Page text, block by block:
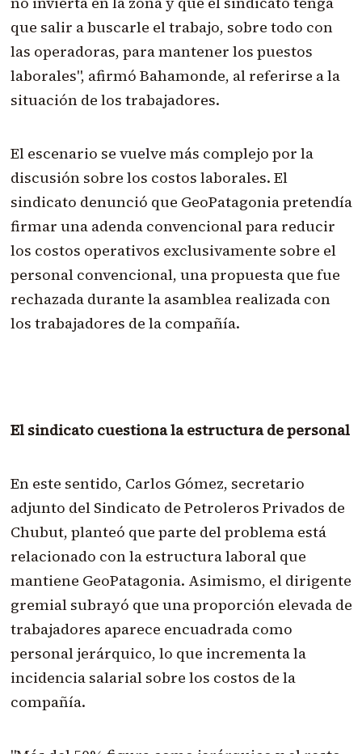
que salir a buscarle el trabajo, sobre todo con
las operadoras, para mantener los puestos
laborales", afirmó Bahamonde, al referirse a la
situación de los trabajadores.
El escenario se vuelve más complejo por la
discusión sobre los costos laborales. El
sindicato denunció que GeoPatagonia pretendía
firmar una adenda convencional para reducir
los costos operativos exclusivamente sobre el
personal convencional, una propuesta que fue
rechazada durante la asamblea realizada con
los trabajadores de la compañía.
El sindicato cuestiona la estructura de personal
En este sentido, Carlos Gómez, secretario
adjunto del Sindicato de Petroleros Privados de
Chubut, planteó que parte del problema está
relacionado con la estructura laboral que
mantiene GeoPatagonia. Asimismo, el dirigente
gremial subrayó que una proporción elevada de
trabajadores aparece encuadrada como
personal jerárquico, lo que incrementa la
incidencia salarial sobre los costos de la
compañía.